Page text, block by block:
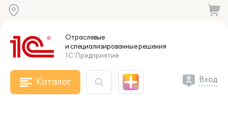
Отраслевые
и специализированныерешения
1С:Предприятие
Каталог Вход